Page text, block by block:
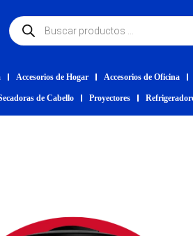
Accesorios de Hogar Accesorios de Oficina
de Cabello Proyectores